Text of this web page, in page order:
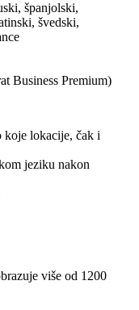
španjolski,
švedski,
Business Premium)
koje lokacije, čak i
jeziku nakon
više od 1200